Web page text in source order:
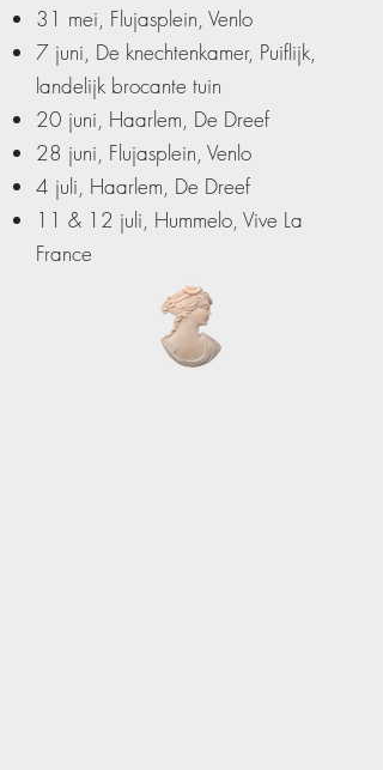
31 mei, Flujasplein, Venlo
7 juni, De knechtenkamer, Puiflijk,
landelijk brocante tuin
20 juni, Haarlem, De Dreef
28 juni, Flujasplein, Venlo
4 juli, Haarlem, De Dreef
11 & 12 juli, Hummelo, Vive La
France